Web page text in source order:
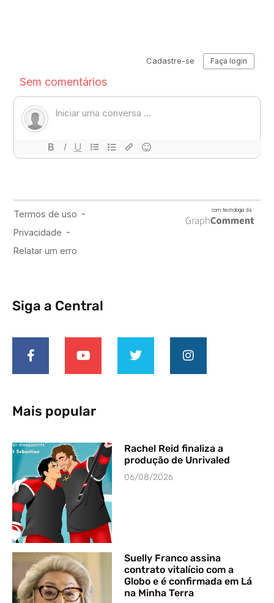
Siga a Central
Mais popular
Rachel Reid finaliza a
produção de Unrivaled
06/08/2026
Suelly Franco assina
contrato vitalício com a
Globo e é confirmada em Lá
na Minha Terra